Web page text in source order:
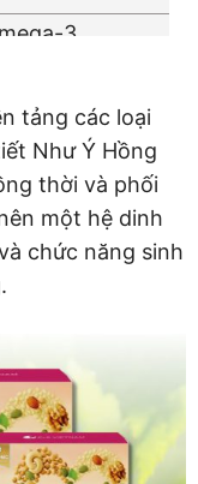
3
tảng các loại
Như Ý Hồng
thời và phối
một hệ dinh
chức năng sinh